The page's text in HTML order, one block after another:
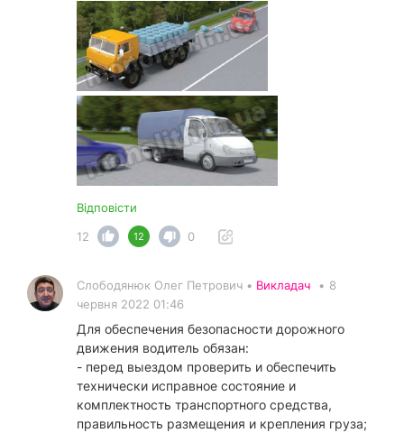
Відповісти
12
12 0
Слободянюк Олег Петрович • Викладач • 8
червня 2022 01:46
Для обеспечения безопасности дорожного
движения водитель обязан:
- перед выездом проверить и обеспечить
технически исправное состояние и
комплектность транспортного средства,
правильность размещения и крепления груза;